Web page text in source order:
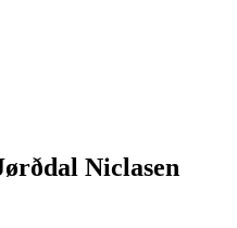
Niclasen